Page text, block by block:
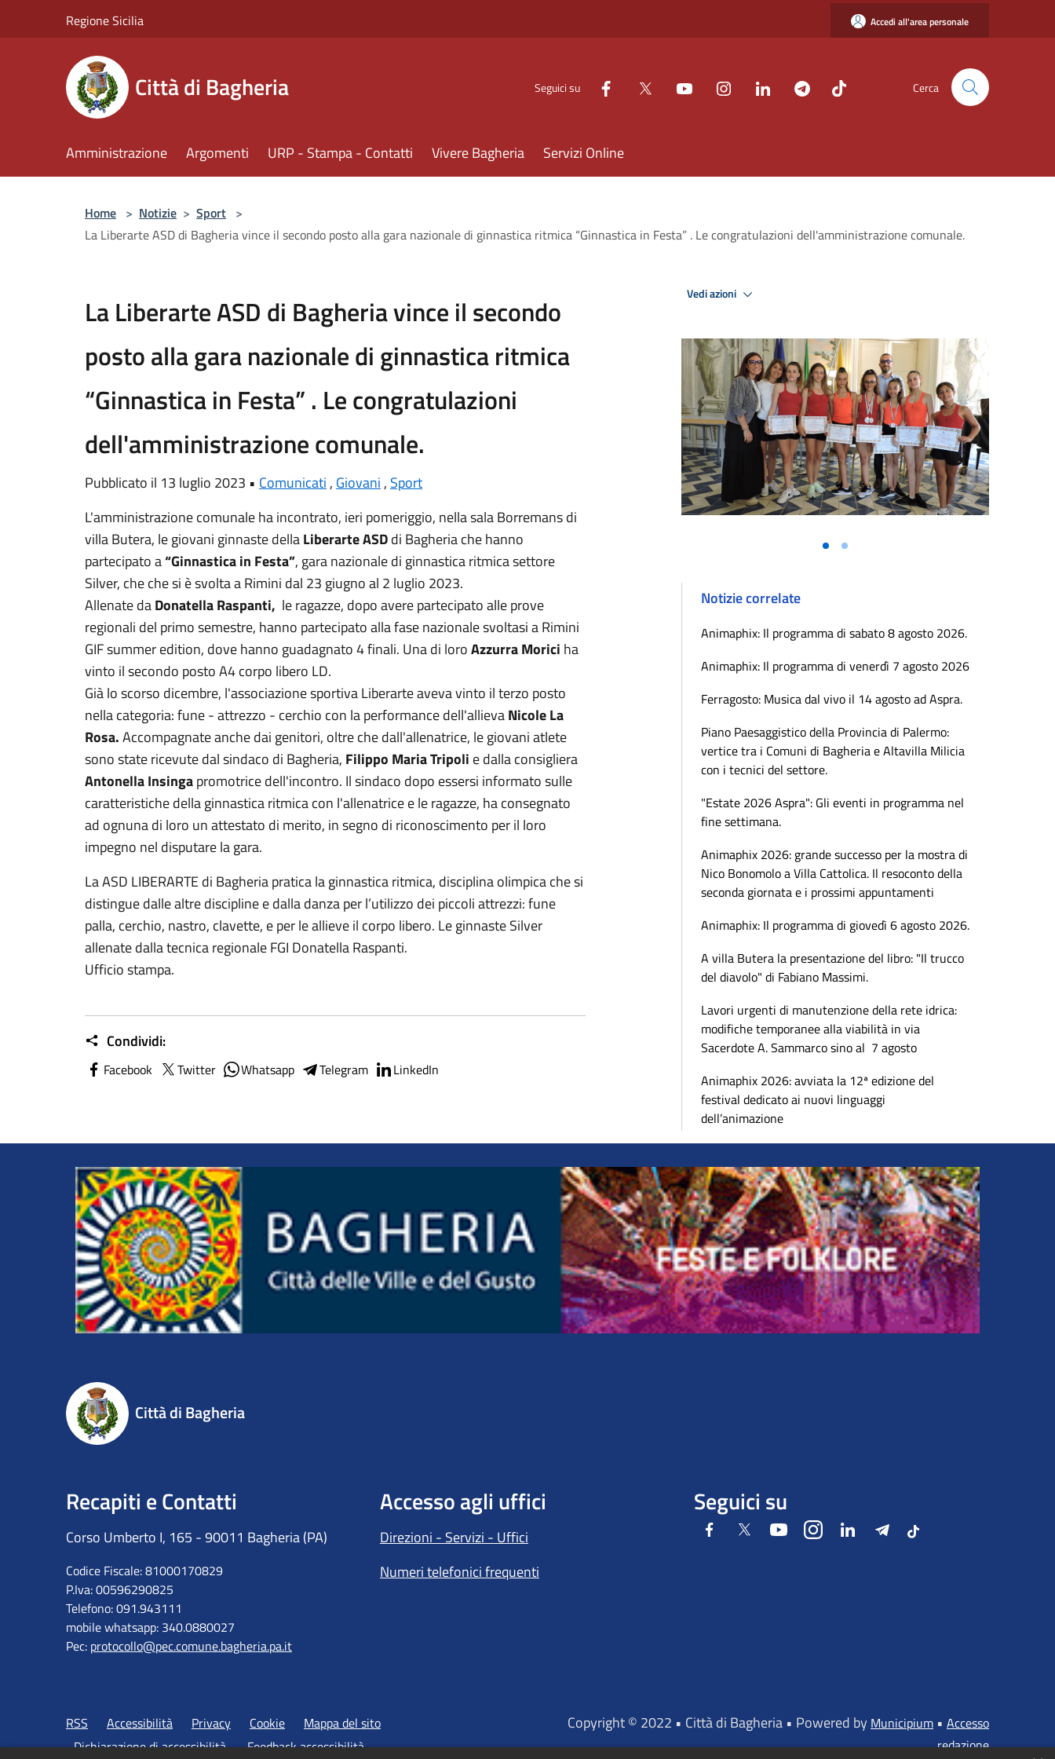
Regione Sicilia Accedi all'area personale
Città di Bagheria Seguici su Cerca
Amministrazione Argomenti URP - Stampa - Contatti Vivere Bagheria Servizi Online
Home > Notizie > Sport >
La Liberarte ASD di Bagheria vince il secondo posto alla gara nazionale di ginnastica ritmica “Ginnastica in Festa” . Le congratulazioni dell'amministrazione comunale.
La Liberarte ASD di Bagheria vince il secondo
posto alla gara nazionale di ginnastica ritmica
“Ginnastica in Festa” . Le congratulazioni
dell'amministrazione comunale.
Pubblicato il 13 luglio 2023 • Comunicati , Giovani , Sport
L'amministrazione comunale ha incontrato, ieri pomeriggio, nella sala Borremans di
villa Butera, le giovani ginnaste dellaLiberarte ASDdi Bagheria che hanno
partecipato a“Ginnastica in Festa”, gara nazionale di ginnastica ritmica settore
Silver, che che si è svolta a Rimini dal 23 giugno al 2 luglio 2023.
Allenate daDonatella Raspanti, le ragazze, dopo avere partecipato alle prove
regionali del primo semestre, hanno partecipato alla fase nazionale svoltasi a Rimini
GIF summer edition, dove hanno guadagnato 4 finali. Una di loroAzzurra Morici ha
vinto il secondo posto A4 corpo libero LD.
Già lo scorso dicembre, l'associazione sportiva Liberarte aveva vinto il terzo posto
nella categoria: fune - attrezzo - cerchio con la performance dell'allievaNicole La
Rosa.Accompagnate anche dai genitori, oltre che dall'allenatrice, le giovani atlete
sono state ricevute dal sindaco di Bagheria, Filippo Maria Tripoli e dalla consigliera
Antonella Insingapromotrice dell'incontro. Il sindaco dopo essersi informato sulle
caratteristiche della ginnastica ritmica con l'allenatrice e le ragazze, ha consegnato
ad ognuna di loro un attestato di merito, in segno di riconoscimento per il loro
impegno nel disputare la gara.
La ASD LIBERARTE di Bagheria pratica la ginnastica ritmica, disciplina olimpica che si
distingue dalle altre discipline e dalla danza per l’utilizzo dei piccoli attrezzi: fune
palla, cerchio, nastro, clavette, e per le allieve il corpo libero. Le ginnaste Silver
allenate dalla tecnica regionale FGI Donatella Raspanti.
Ufficio stampa.
Condividi:
Facebook Twitter Whatsapp Telegram LinkedIn
Vedi azioni
Notizie correlate
Animaphix: Il programma di sabato 8 agosto 2026.
Animaphix: Il programma di venerdì 7 agosto 2026
Ferragosto: Musica dal vivo il 14 agosto ad Aspra.
Piano Paesaggistico della Provincia di Palermo:
vertice tra i Comuni di Bagheria e Altavilla Milicia
con i tecnici del settore.
"Estate 2026 Aspra": Gli eventi in programma nel
fine settimana.
Animaphix 2026: grande successo per la mostra di
Nico Bonomolo a Villa Cattolica. Il resoconto della
seconda giornata e i prossimi appuntamenti
Animaphix: Il programma di giovedì 6 agosto 2026.
A villa Butera la presentazione del libro: "Il trucco
del diavolo" di Fabiano Massimi.
Lavori urgenti di manutenzione della rete idrica:
modifiche temporanee alla viabilità in via
Sacerdote A. Sammarco sino al 7 agosto
Animaphix 2026: avviata la 12ª edizione del
festival dedicato ai nuovi linguaggi
dell’animazione
Città di Bagheria
Recapiti e Contatti
Corso Umberto I, 165 - 90011 Bagheria (PA)
Codice Fiscale: 81000170829
P.Iva: 00596290825
Telefono: 091.943111
mobile whatsapp: 340.0880027
Pec: protocollo@pec.comune.bagheria.pa.it
Accesso agli uffici
Direzioni - Servizi - Uffici
Numeri telefonici frequenti
Seguici su
FacebookTwitter YoutubeInstagramLinkedIn Telegram
Tiktok
RSS Accessibilità Privacy Cookie
Mappa del sito
Dichiarazione di accessibilità
Feedback accessibilità
Copyright © 2022 • Città di Bagheria • Powered by Municipium • Accesso
redazione